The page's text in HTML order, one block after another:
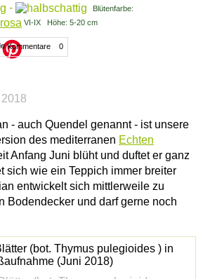
-
Blütenfarbe:
VI-IX Höhe: 5-20 cm
Kommentare 0
- auch Quendel genannt - ist unsere
des mediterranen Echten
Anfang Juni blüht und duftet er ganz
sich wie ein Teppich immer breiter
entwickelt sich mittlerweile zu
Bodendecker und darf gerne noch